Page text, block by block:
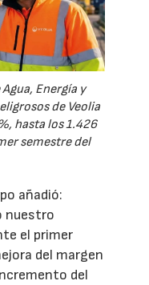
Energía y
de Veolia
hasta los 1.426
semestre del
añadió:
nuestro
el primer
del margen
del